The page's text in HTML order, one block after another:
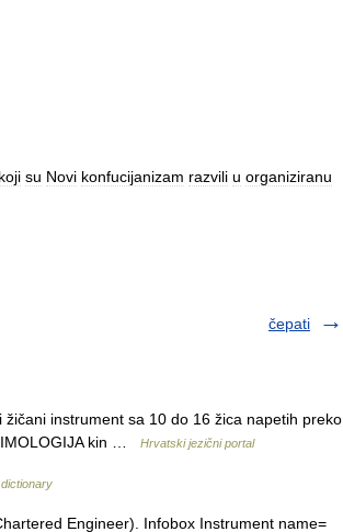
koji su Novi konfucijanizam razvili u organiziranu
čepati
instrument sa 10 do 16 žica napetih preko
kin …
Hrvatski jezični portal
Engineer). Infobox Instrument name=